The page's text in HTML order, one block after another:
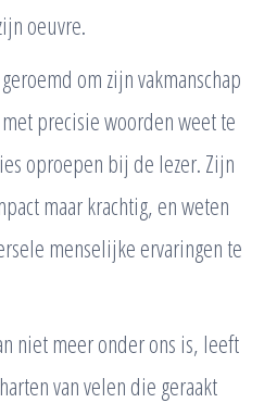
oeuvre.
om zijn vakmanschap
precisie woorden weet te
oproepen bij de lezer. Zijn
maar krachtig, en weten
menselijke ervaringen te
niet meer onder ons is, leeft
van velen die geraakt